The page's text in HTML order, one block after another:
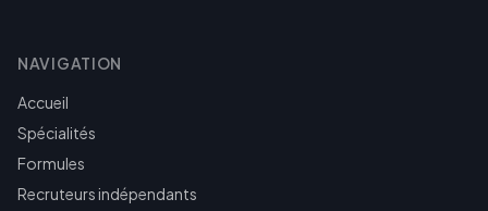
NAVIGATION
Accueil
Spécialités
Formules
Recruteurs indépendants